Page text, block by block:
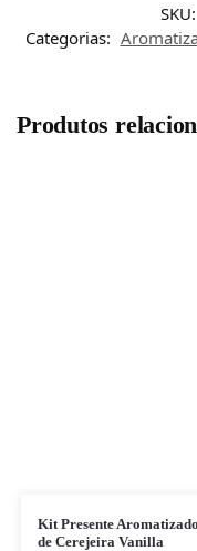
SKU:
Categorias:
Produtos
Kit Presente
de Cerejeira Vanilla